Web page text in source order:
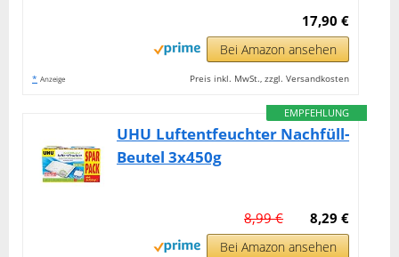
17,90 €
Bei Amazon ansehen
* Anzeige Preis inkl. MwSt., zzgl. Versandkosten
EMPFEHLUNG
UHU Luftentfeuchter Nachfüll-
Beutel 3x450g
8,29 €
8,99 €
Bei Amazon ansehen